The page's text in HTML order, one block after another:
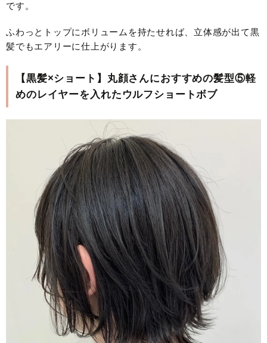
です。
ふわっとトップにボリュームを持たせれば、立体感が出て黒
髪でもエアリーに仕上がります。
【黒髪×ショート】丸顔さんにおすすめの髪型⑤軽
めのレイヤーを入れたウルフショートボブ